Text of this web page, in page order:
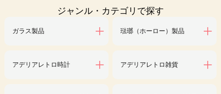
ジャンル・カテゴリで探す
ガラス製品 琺瑯（ホーロー）製品
アデリアレトロ時計 アデリアレトロ雑貨